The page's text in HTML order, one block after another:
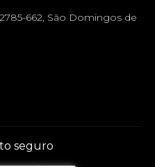
662, São Domingos de
seguro